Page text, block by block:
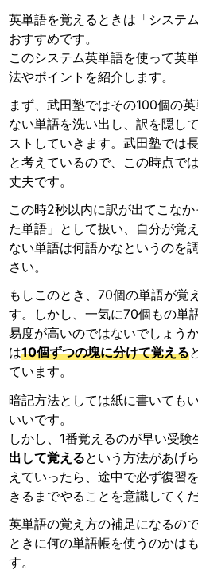
英単語を覚えるときは「システ
おすすめです。
このシステム英単語を使って英
法やポイントを紹介します。
まず、武田塾ではその100個の
ない単語を洗い出し、訳を隠し
ストしていきます。武田塾では
と考えているので、この時点で
丈夫です。
この時2秒以内に訳が出てこな
た単語」として扱い、自分が覚
ない単語は何語かなというのを
さい。
もしこのとき、70個の単語が覚
す。しかし、一気に70個もの単
易度が高いのではないでしょう
は10個ずつの塊に分けて覚える
ています。
暗記方法としては紙に書いても
いいです。
しかし、1番覚えるのが早い受
出して覚えるという方法があげ
えていったら、途中で必ず復習
きるまでやることを意識してくだ
英単語の覚え方の補足になるの
ときに何の単語帳を使うのかは
す。